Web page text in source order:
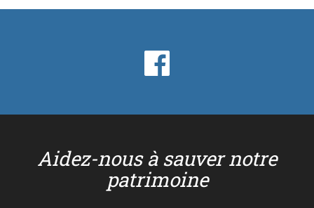
Aidez-nous à sauver notre
patrimoine